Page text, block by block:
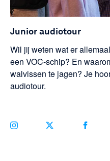
Junior audiotour
Wil jij weten wat er
een VOC-schip? En
walvissen te jagen? Je
audiotour.